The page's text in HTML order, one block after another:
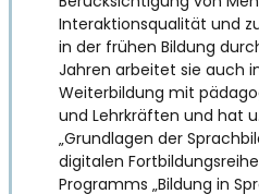
Interaktionsqualität und
in der frühen Bildung
Jahren arbeitet sie auch
Weiterbildung mit
und Lehrkräften und hat
„Grundlagen der
digitalen
Programms „Bildung in